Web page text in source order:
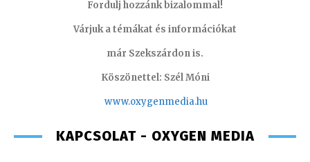
Fordulj hozzánk bizalommal!
Várjuk a témákat és információkat
már Szekszárdon is.
Köszönettel: Szél Móni
www.oxygenmedia.hu
KAPCSOLAT - OXYGEN MEDIA